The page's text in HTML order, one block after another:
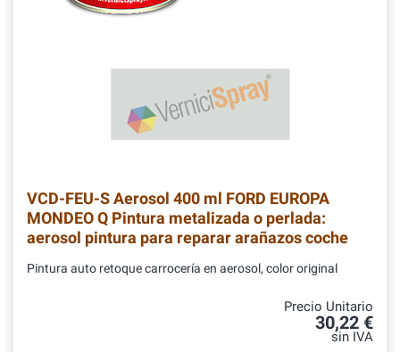
VCD-FEU-SAerosol 400 ml FORD EUROPA
MONDEO Q Pintura metalizada o perlada:
aerosol pintura para reparar arañazos coche
Pintura auto retoque carrocería en aerosol, color original
Precio Unitario
30,22 €
sin IVA